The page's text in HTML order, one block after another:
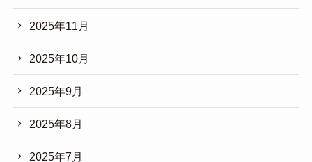
2025年11月
2025年10月
2025年9月
2025年8月
2025年7月